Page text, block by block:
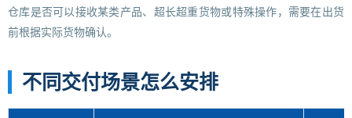
仓库是否可以接收某类产品、超长超重货物或特殊操作，需要在出货
前根据实际货物确认。
不同交付场景怎么安排